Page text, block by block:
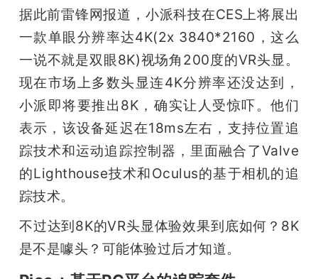
据此前雷锋网报道，小派科技在CES上将展出
一款单眼分辨率达4K(2x 3840*2160，这么
一说不就是双眼8K)视场角200度的VR头显。
现在市场上多数头显连4K分辨率还没达到，
小派即将要推出8K，确实让人受惊吓。他们
表示，该设备延迟在18ms左右，支持位置追
踪技术和运动追踪控制器，里面融合了Valve
的Lighthouse技术和Oculus的基于相机的追
踪技术。
不过达到8K的VR头显体验效果到底如何？8K
是不是噱头？可能体验过后才知道。